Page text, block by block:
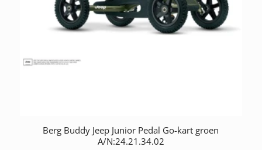
Berg Buddy Jeep Junior Pedal Go-kart groen
A/N:24.21.34.02